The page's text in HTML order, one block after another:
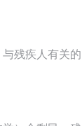
残疾人有关